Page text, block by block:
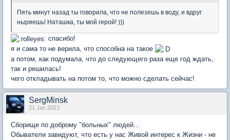
Пять минут назад ты говорила, что не полезешь в воду, и вдруг
ныряешь! Наташка, ты мой герой! )))
спасибо!
я и сама то не верила, что способна на такое
а потом, как подумала, что до следующего раза еще год ждать,
так и решилась!
чего откладывать на потом то, что можно сделать сейчас!
SergMinsk
21 Jan 2013
Сборище по доброму "больных" людей...
Обыватели завидуют, что есть у нас Живой интерес к Жизни - не